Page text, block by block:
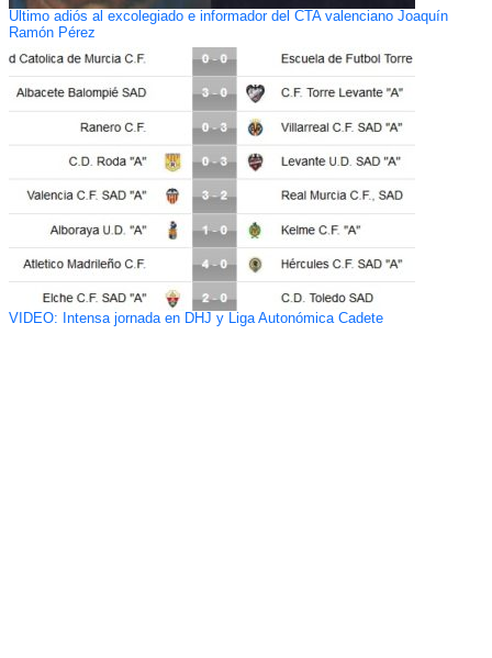
Ultimo adiós al excolegiado e informador del CTA valenciano Joaquín
Ramón Pérez
VIDEO: Intensa jornada en DHJ y Liga Autonómica Cadete